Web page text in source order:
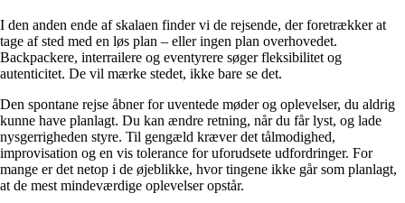
I den anden ende af skalaen finder vi de rejsende, der foretrækker at
tage af sted med en løs plan – eller ingen plan overhovedet.
Backpackere, interrailere og eventyrere søger fleksibilitet og
autenticitet. De vil mærke stedet, ikke bare se det.
Den spontane rejse åbner for uventede møder og oplevelser, du aldrig
kunne have planlagt. Du kan ændre retning, når du får lyst, og lade
nysgerrigheden styre. Til gengæld kræver det tålmodighed,
improvisation og en vis tolerance for uforudsete udfordringer. For
mange er det netop i de øjeblikke, hvor tingene ikke går som planlagt,
at de mest mindeværdige oplevelser opstår.